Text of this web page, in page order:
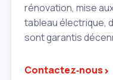
rénovation, mise
tableau électrique,
sont garantis
Contactez‑nous›